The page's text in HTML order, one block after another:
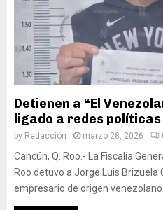
Detienen a “El
ligado a redes
by Redacción marzo 28, 2026
Cancún, Q. Roo.- La Fiscalía
Roo detuvo a Jorge Luis Brizuela
empresario de origen venezolano...